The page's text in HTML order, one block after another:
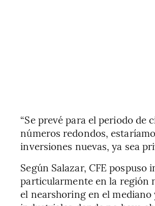
“Se prevé para el periodo
números redondos,
inversiones nuevas, ya sea
Según Salazar, CFE
particularmente en la región
el nearshoring en el